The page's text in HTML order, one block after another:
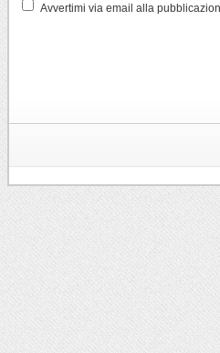
Avvertimi via email alla